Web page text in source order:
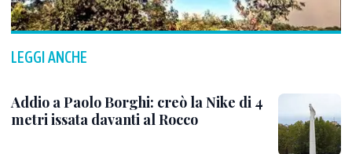
LEGGI ANCHE
Addio a Paolo Borghi: creò la Nike di 4
metri issata davanti al Rocco